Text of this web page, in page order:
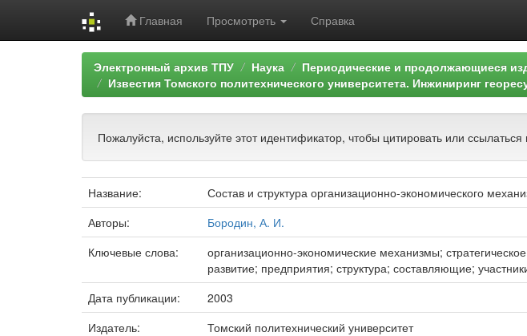
Главная Просмотреть Справка
Электронный архив ТПУ Наука
Периодические и продолжающиеся
Известия Томского политехнического университета. Инжиниринг
Пожалуйста, используйте этот идентификатор, чтобы цитировать или ссылаться
Название:
Состав и структура организационно-экономического
Авторы:
Бородин, А. И.
Ключевые слова:
организационно-экономические механизмы; стратегическое
развитие; предприятия; структура; составляющие;
Дата публикации:
2003
Издатель:
Томский политехнический университет